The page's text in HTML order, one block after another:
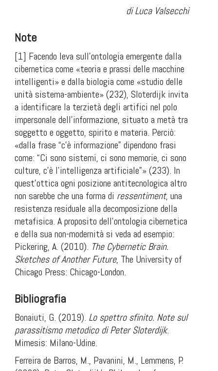
di Luca Valsecchi
Note
[1] Facendo leva sull’ontologia emergente dalla
cibernetica come «teoria e prassi delle macchine
intelligenti» e dalla biologia come «studio delle
unità sistema-ambiente» (232), Sloterdijk invita
a identificare la terzietà degli artifici nel polo
impersonale dell’informazione, situato a metà tra
soggetto e oggetto, spirito e materia. Perciò:
«dalla frase “c’è informazione” dipendono frasi
come: “Ci sono sistemi, ci sono memorie, ci sono
culture, c’è l’intelligenza artificiale”» (233). In
quest’ottica ogni posizione antitecnologica altro
non sarebbe che una forma di ressentiment, una
resistenza residuale alla decomposizione della
metafisica. A proposito dell’ontologia cibernetica
e della sua non-modernità si veda ad esempio:
Pickering, A. (2010). The Cybernetic Brain.
Sketches of Another Future, The University of
Chicago Press: Chicago-London.
Bibliografia
Bonaiuti, G. (2019). Lo spettro sfinito. Note sul
parassitismo metodico di Peter Sloterdijk.
Mimesis: Milano-Udine.
Ferreira de Barros, M., Pavanini, M., Lemmens, P.